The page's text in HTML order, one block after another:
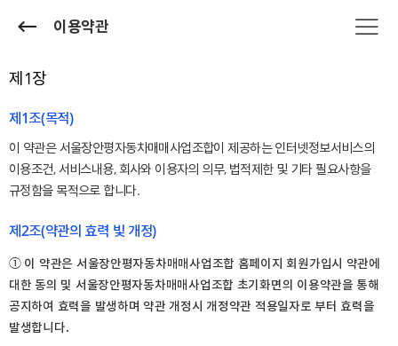
이용약관
제1장
제1조(목적)
이 약관은 서울장안평자동차매매사업조합이 제공하는 인터넷정보서비스의
이용조건, 서비스내용, 회사와 이용자의 의무, 법적제한 및 기타 필요사항을
규정함을 목적으로 합니다.
제2조(약관의 효력 빛 개정)
① 이 약관은 서울장안평자동차매매사업조합 홈페이지 회원가입시 약관에
대한 동의 및 서울장안평자동차매매사업조합 초기화면의 이용약관을 통해
공지하여 효력을 발생하며 약관 개정시 개정약관 적용일자로 부터 효력을
발생합니다.